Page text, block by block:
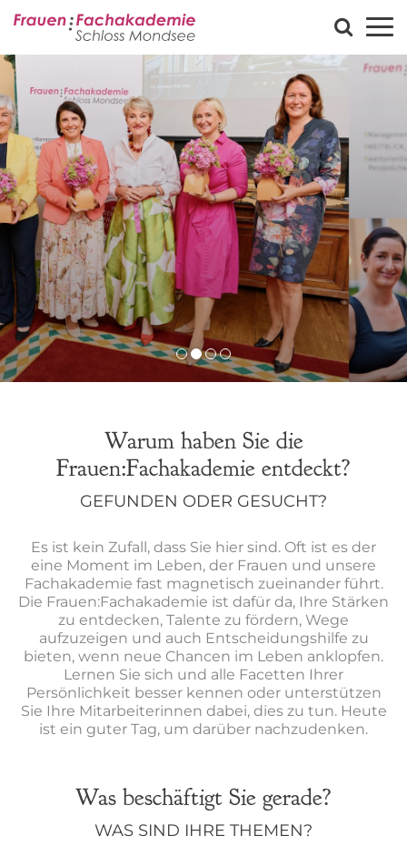
Warum haben Sie die
Frauen:Fachakademie entdeckt?
GEFUNDEN ODER GESUCHT?
Es ist kein Zufall, dass Sie hier sind. Oft ist es der
eine Moment im Leben, der Frauen und unsere
Fachakademie fast magnetisch zueinander führt.
Die Frauen:Fachakademie ist dafür da, Ihre Stärken
zu entdecken, Talente zu fördern, Wege
aufzuzeigen und auch Entscheidungshilfe zu
bieten, wenn neue Chancen im Leben anklopfen.
Lernen Sie sich und alle Facetten Ihrer
Persönlichkeit besser kennen oder unterstützen
Sie Ihre Mitarbeiterinnen dabei, dies zu tun. Heute
ist ein guter Tag, um darüber nachzudenken.
Was beschäftigt Sie gerade?
WAS SIND IHRE THEMEN?